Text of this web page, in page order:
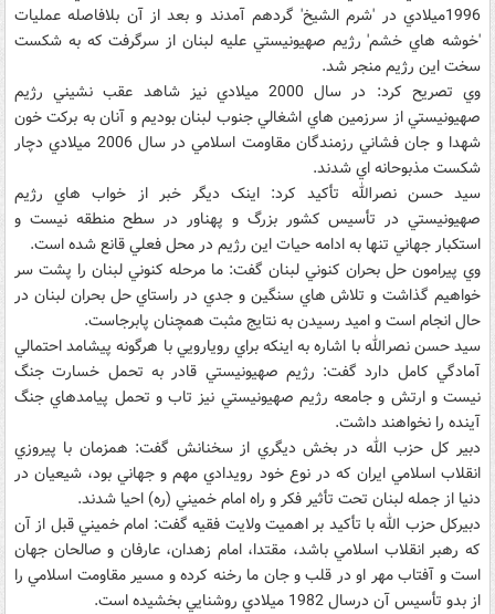
1996ميلادي در 'شرم الشيخ' گردهم آمدند و بعد از آن بلافاصله عمليات
'خوشه هاي خشم' رژيم صهيونيستي عليه لبنان از سرگرفت که به شکست
سخت اين رژيم منجر شد.
وي تصريح کرد: در سال 2000 ميلادي نيز شاهد عقب نشيني رژيم
صهيونيستي از سرزمين هاي اشغالي جنوب لبنان بوديم و آنان به برکت خون
شهدا و جان فشاني رزمندگان مقاومت اسلامي در سال 2006 ميلادي دچار
شکست مذبوحانه اي شدند.
سيد حسن نصرالله تأکيد کرد: اينک ديگر خبر از خواب هاي رژيم
صهيونيستي در تأسيس کشور بزرگ و پهناور در سطح منطقه نيست و
استکبار جهاني تنها به ادامه حيات اين رژيم در محل فعلي قانع شده است.
وي پيرامون حل بحران کنوني لبنان گفت: ما مرحله کنوني لبنان را پشت سر
خواهيم گذاشت و تلاش هاي سنگين و جدي در راستاي حل بحران لبنان در
حال انجام است و اميد رسيدن به نتايج مثبت همچنان پابرجاست.
سيد حسن نصرالله با اشاره به اينکه براي رويارويي با هرگونه پيشامد احتمالي
آمادگي کامل دارد گفت: رژيم صهيونيستي قادر به تحمل خسارت جنگ
نيست و ارتش و جامعه رژيم صهيونيستي نيز تاب و تحمل پيامدهاي جنگ
آينده را نخواهند داشت.
دبير کل حزب الله در بخش ديگري از سخنانش گفت: همزمان با پيروزي
انقلاب اسلامي ايران که در نوع خود رويدادي مهم و جهاني بود، شيعيان در
دنيا از جمله لبنان تحت تأثير فکر و راه امام خميني (ره) احيا شدند.
دبيرکل حزب الله با تأکيد بر اهميت ولايت فقيه گفت: امام خميني قبل از آن
که رهبر انقلاب اسلامي باشد، مقتدا، امام زهدان، عارفان و صالحان جهان
است و آفتاب مهر او در قلب و جان ما رخنه کرده و مسير مقاومت اسلامي را
از بدو تأسيس آن درسال 1982 ميلادي روشنايي بخشيده است.